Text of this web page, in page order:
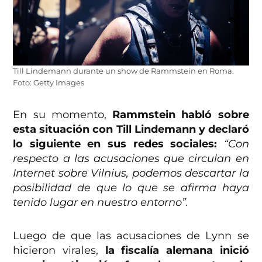
Till Lindemann durante un show de Rammstein en Roma.
Foto: Getty Images
En su momento, Rammstein habló sobre
esta situación con Till Lindemann y declaró
lo siguiente en sus redes sociales:
“Con
respecto a las acusaciones que circulan en
Internet sobre Vilnius, podemos descartar la
posibilidad de que lo que se afirma haya
tenido lugar en nuestro entorno”.
Luego de que las acusaciones de Lynn se
hicieron virales, la fiscalía alemana inició